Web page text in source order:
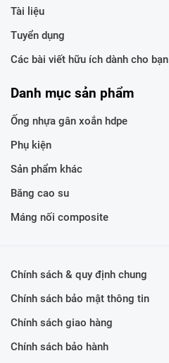
Tài liệu
Tuyển dụng
Các bài viết hữu ích dành cho bạn
Danh mục sản phẩm
Ống nhựa gân xoắn hdpe
Phụ kiện
Sản phẩm khác
Băng cao su
Máng nối composite
Chính sách & quy định chung
Chính sách bảo mật thông tin
Chính sách giao hàng
Chính sách bảo hành